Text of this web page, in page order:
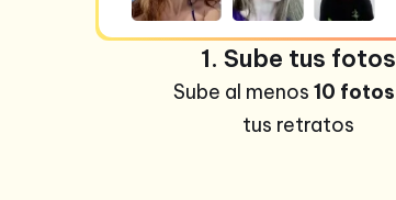
1. Sube tus fotos
Sube al menos 10 fotos
tus retratos